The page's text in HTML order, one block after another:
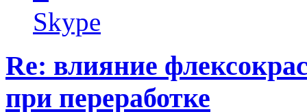
zhdanoff888
Skype
Re: влияние
при переработке